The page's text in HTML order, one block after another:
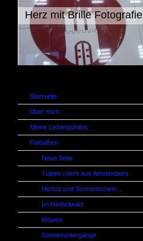
Herz mit Brille Fotografie
Startseite
Über mich
Meine Lieblingsfotos
Fotoalben
Neue Seite
Tulpen (nicht aus Amsterdam)
Herbst und Sonnenschein...
Im Herbstwald
Möwen
Sonnenuntergänge